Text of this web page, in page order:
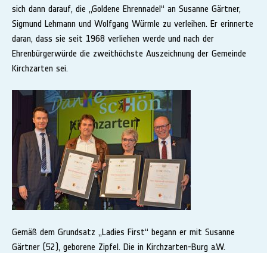
sich dann darauf, die „Goldene Ehrennadel“ an Susanne Gärtner,
Sigmund Lehmann und Wolfgang Würmle zu verleihen. Er erinnerte
daran, dass sie seit 1968 verliehen werde und nach der
Ehrenbürgerwürde die zweithöchste Auszeichnung der Gemeinde
Kirchzarten sei.
Gemäß dem Grundsatz „Ladies First“ begann er mit Susanne
Gärtner (52), geborene Zipfel. Die in Kirchzarten-Burg a.W.